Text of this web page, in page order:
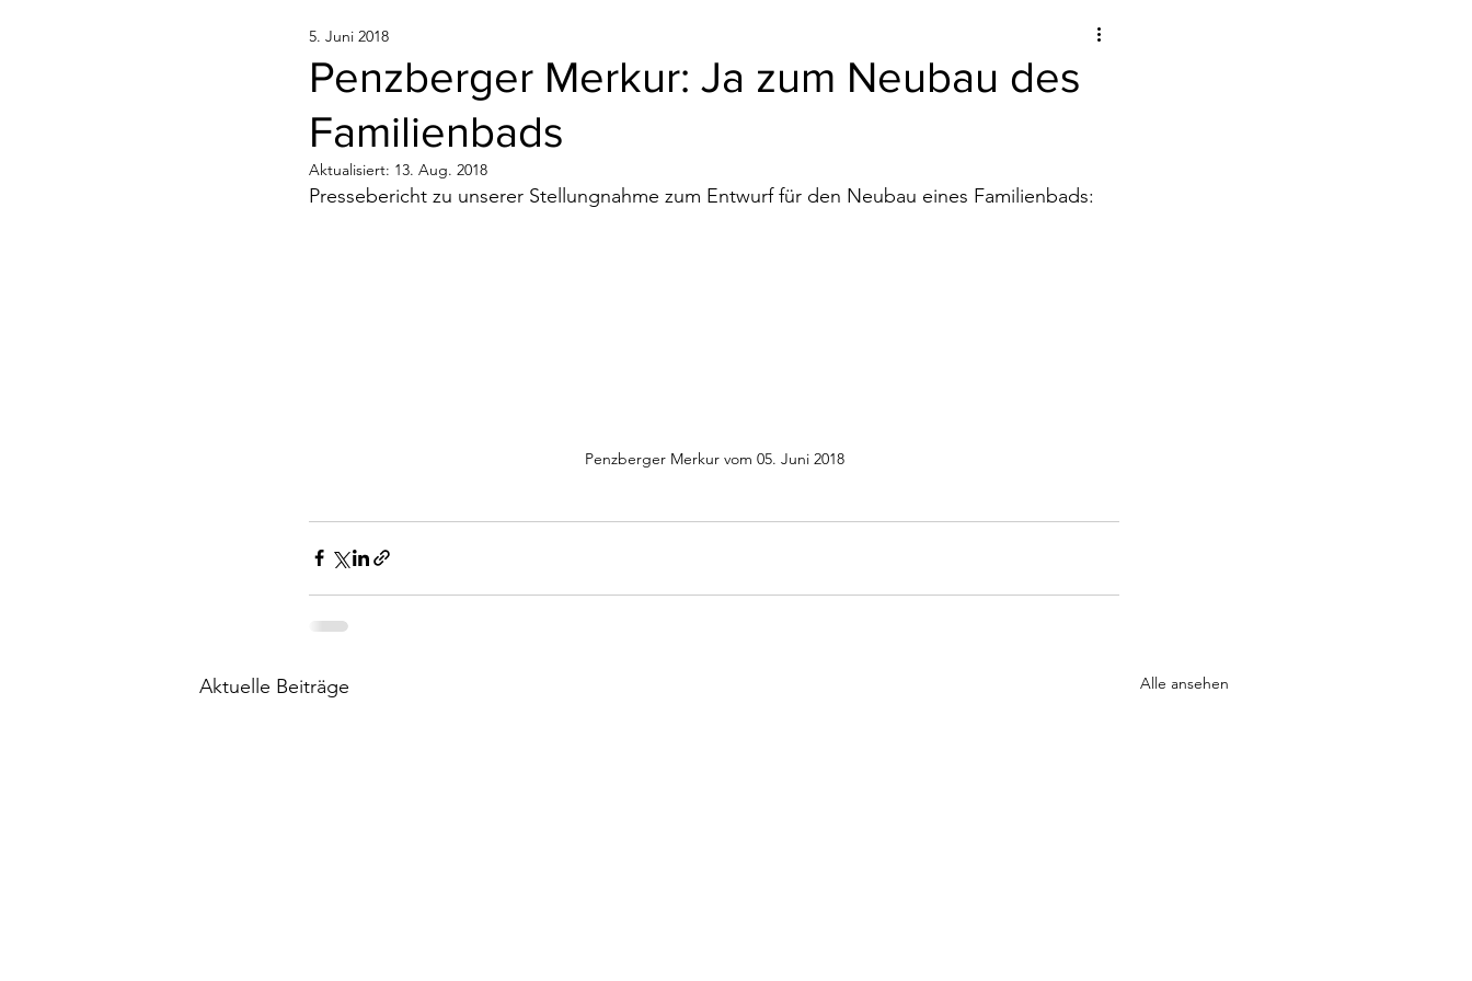
Penzberger Merkur: Ja zum Neubau des
Familienbads
5. Juni 2018
Aktualisiert: 13. Aug. 2018
Pressebericht zu unserer Stellungnahme zum Entwurf für den Neubau eines Familienbads:
Penzberger Merkur vom 05. Juni 2018
Aktuelle Beiträge Alle ansehen